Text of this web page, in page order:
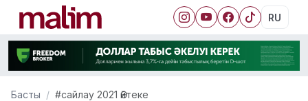
RU
Басты #сайлау 2021 Әйтеке